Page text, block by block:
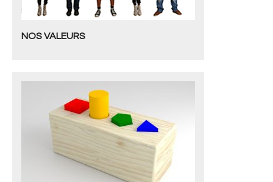
- Partenaires
SECTEURS D’EXPERTISE
- Organisations publiques, culture et loisirs
- Design et Architecture
- Web, technologies et médias
NOS VALEURS